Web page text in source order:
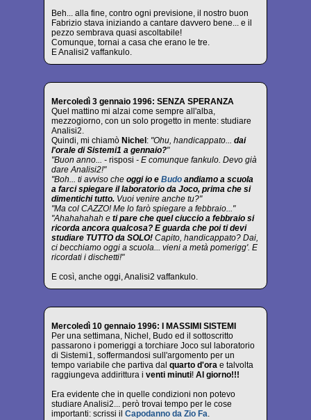
Beh... alla fine, contro ogni previsione, il nostro buon
Fabrizio stava iniziando a cantare davvero bene... e il
pezzo sembrava quasi ascoltabile!
Comunque, tornai a casa che erano le tre.
E Analisi2 vaffankulo.
Mercoledì 3 gennaio 1996: SENZA SPERANZA
Quel mattino mi alzai come sempre all'alba,
mezzogiorno, con un solo progetto in mente: studiare
Analisi2.
Quindi, mi chiamò Nichel : "Ohu, handicappato... dai
l'orale di Sistemi1 a gennaio?"
"Buon anno... - risposi - E comunque fankulo. Devo già
dare Analisi2!"
"Boh... ti avviso che oggi io e Budo andiamo a scuola
a farci spiegare il laboratorio da Joco, prima che si
dimentichi tutto. Vuoi venire anche tu?"
"Ma col CAZZO! Me lo farò spiegare a febbraio..."
"Ahahahahah e ti pare che quel ciuccio a febbraio si
ricorda ancora qualcosa? E guarda che poi ti devi
studiare TUTTO da SOLO! Capito, handicappato? Dai,
ci becchiamo oggi a scuola... vieni a metà pomerigg'. E
ricordati i dischetti!"
E così, anche oggi, Analisi2 vaffankulo.
Mercoledì 10 gennaio 1996: I MASSIMI SISTEMI
Per una settimana, Nichel, Budo ed il sottoscritto
passarono i pomeriggi a torchiare Joco sul laboratorio
di Sistemi1, soffermandosi sull'argomento per un
tempo variabile che partiva dal quarto d'ora e talvolta
raggiungeva addirittura i venti minuti! Al giorno!!!
Era evidente che in quelle condizioni non potevo
studiare Analisi2... però trovai tempo per le cose
importanti: scrissi il Capodanno da Zio Fa.